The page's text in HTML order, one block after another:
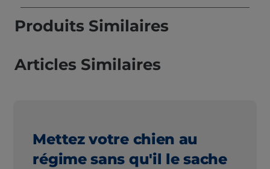
Produits Similaires
Articles Similaires
Mettez votre chien au
régime sans qu'il le sache